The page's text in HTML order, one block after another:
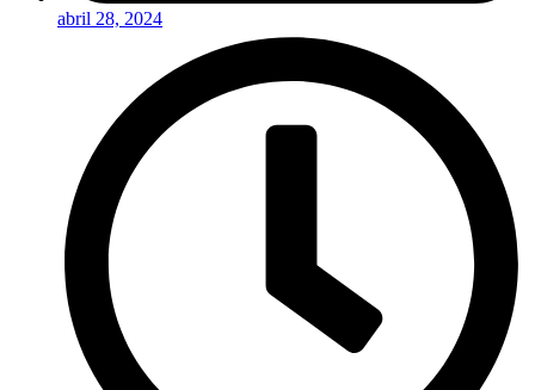
abril 28, 2024